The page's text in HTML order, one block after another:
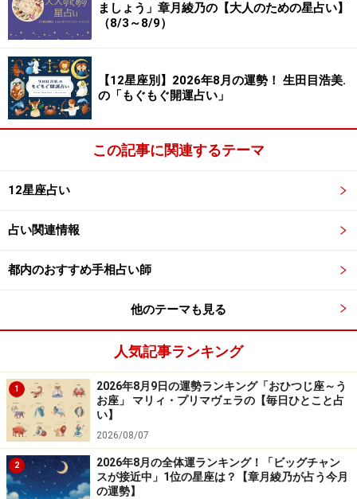
8位：かに座／蟹座（6月22日～7月22日生
まれ）
友人関係がギクシャクしそう。悪口を言う人には同調し
ないこと。
＞今週の運勢！ 章月綾乃の【大人のための星占い】
7位：てんびん座／天秤座（9月23日～10月
23日生まれ）
レジャー運が好調。5人以上の大勢で遊ぶのがおすす
め。
＞今週の運勢！ 章月綾乃の【大人のための星占い】
ましょう」章月綾乃の【大人のための星占い】
（8/3～8/9）
【12星座別】2026年8月の運勢！ 生田目浩美.
の「もぐもぐ開運占い」
この記事に関連するテーマ
12星座占い
占い関連情報
都内のおすすめ手相占い師
他のテーマも見る
人気記事ランキング
1
2026年8月9日の運勢ランキング「おひつじ座～う
お座」 マリィ・プリマヴェラの【毎日ひとこと占
い】
2026/08/07
2
2026年8月の全体運ランキング！「ビッグチャン
スが接近中」1位の星座は？【章月綾乃が占う今月
の運勢】